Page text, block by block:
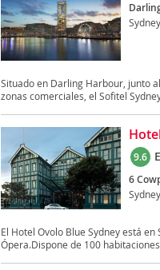
Sydney
Situado en Darling Harbour, junto
zonas comerciales, el Sofitel
9.6
6
Sydney
El Hotel Ovolo Blue Sydney está
Ópera.Dispone de 100